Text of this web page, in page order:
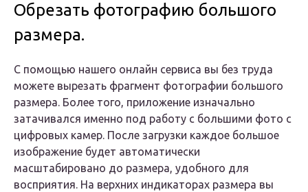
Обрезать фотографию большого
размера.
С помощью нашего онлайн сервиса вы без труда
можете вырезать фрагмент фотографии большого
размера. Более того, приложение изначально
затачивался именно под работу с большими фото с
цифровых камер. После загрузки каждое большое
изображение будет автоматически
масштабировано до размера, удобного для
восприятия. На верхних индикаторах размера вы